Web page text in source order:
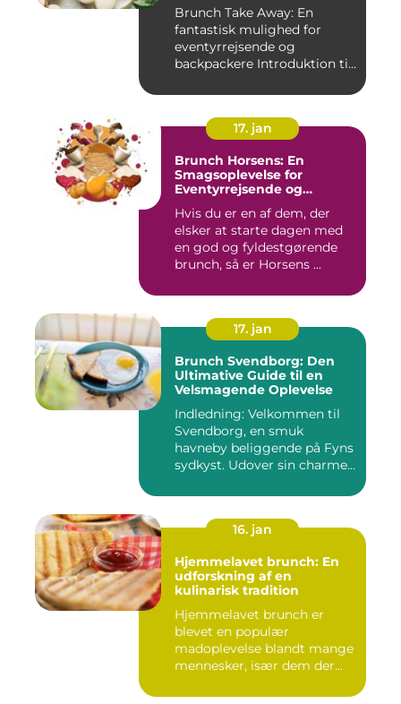
Brunch Take Away: En
fantastisk mulighed for
eventyrrejsende og
backpackere Introduktion til
17. jan
Brunch Horsens: En
Smagsoplevelse for
Eventyrrejsende og
Hvis du er en af dem, der
elsker at starte dagen med
en god og fyldestgørende
brunch, så er Horsens ...
17. jan
Brunch Svendborg: Den
Ultimative Guide til en
Velsmagende Oplevelse
Indledning: Velkommen til
Svendborg, en smuk
havneby beliggende på Fyns
sydkyst. Udover sin charme
16. jan
Hjemmelavet brunch: En
udforskning af en
kulinarisk tradition
Hjemmelavet brunch er
blevet en populær
madoplevelse blandt mange
mennesker, især dem der